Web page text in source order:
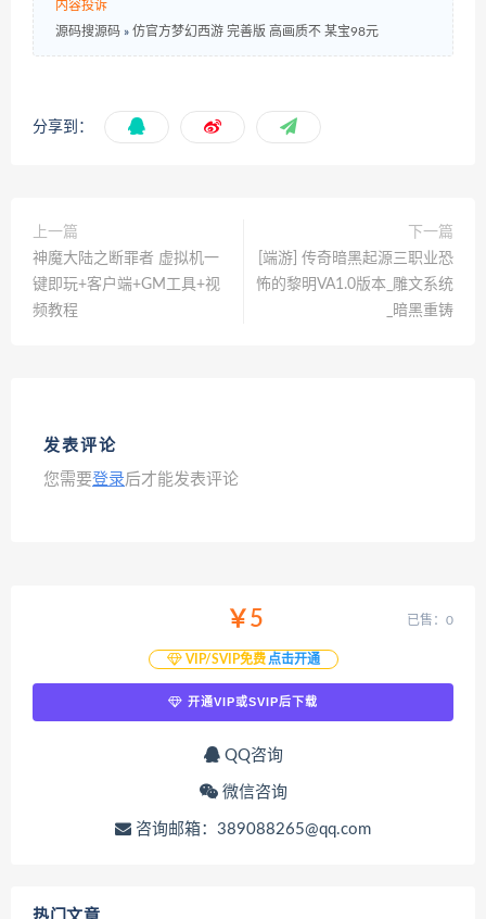
内容投诉
源码搜源码 » 仿官方梦幻西游 完善版 高画质不 某宝98元
分享到：
上一篇
神魔大陆之断罪者 虚拟机一
键即玩+客户端+GM工具+视
频教程
下一篇
[端游] 传奇暗黑起源三职业恐
怖的黎明VA1.0版本_雕文系统
_暗黑重铸
发表评论
您需要登录后才能发表评论
￥5
VIP/SVIP免费 点击开通
已售：0
开通VIP或SVIP后下载
QQ咨询
微信咨询
咨询邮箱：389088265@qq.com